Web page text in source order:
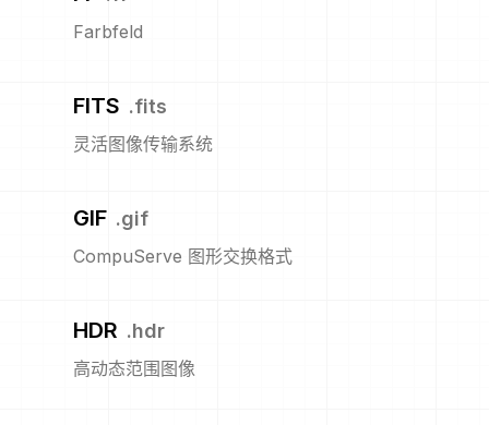
Farbfeld
FITS .fits
灵活图像传输系统
GIF .gif
CompuServe 图形交换格式
HDR .hdr
高动态范围图像